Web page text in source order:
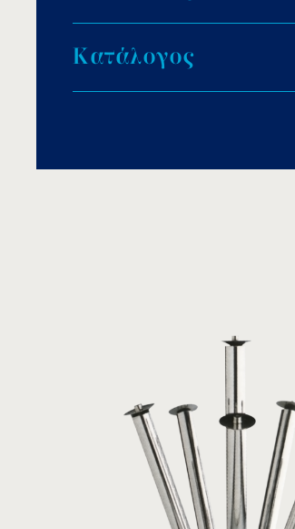
Προστατευτική σήτα στην
σωματιδίων.
Κατάλογος